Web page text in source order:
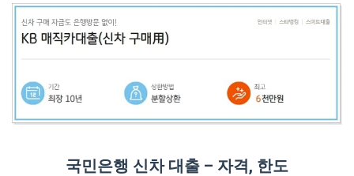
국민은행 신차 대출 – 자격, 한도